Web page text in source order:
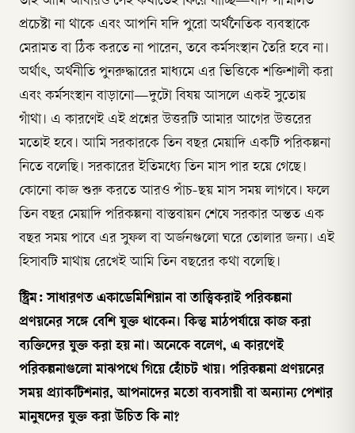
প্রচেষ্টা না থাকে এবং আপনি যদি পুরো অর্থনৈতিক ব্যবস্থাকে
মেরামত বা ঠিক করতে না পারেন, তবে কর্মসংস্থান তৈরি হবে না।
অর্থাৎ, অর্থনীতি পুনরুদ্ধারের মাধ্যমে এর ভিত্তিকে শক্তিশালী করা
এবং কর্মসংস্থান বাড়ানো—দুটো বিষয় আসলে একই সুতোয়
গাঁথা। এ কারণেই এই প্রশ্নের উত্তরটি আমার আগের উত্তরের
মতোই হবে। আমি সরকারকে তিন বছর মেয়াদি একটি পরিকল্পনা
নিতে বলেছি। সরকারের ইতিমধ্যে তিন মাস পার হয়ে গেছে।
কোনো কাজ শুরু করতে আরও পাঁচ-ছয় মাস সময় লাগবে। ফলে
তিন বছর মেয়াদি পরিকল্পনা বাস্তবায়ন শেষে সরকার অন্তত এক
বছর সময় পাবে এর সুফল বা অর্জনগুলো ঘরে তোলার জন্য। এই
হিসাবটি মাথায় রেখেই আমি তিন বছরের কথা বলেছি।
স্ট্রিম: সাধারণত একাডেমিশিয়ান বা তাত্ত্বিকরাই পরিকল্পনা
প্রণয়নের সঙ্গে বেশি যুক্ত থাকেন। কিন্তু মাঠপর্যায়ে কাজ করা
ব্যক্তিদের যুক্ত করা হয় না। অনেকে বলেণ, এ কারণেই
পরিকল্পনাগুলো মাঝপথে গিয়ে হোঁচট খায়। পরিকল্পনা প্রণয়নের
সময় প্র্যাকটিশনার, আপনাদের মতো ব্যবসায়ী বা অন্যান্য পেশার
মানুষদের যুক্ত করা উচিত কি না?